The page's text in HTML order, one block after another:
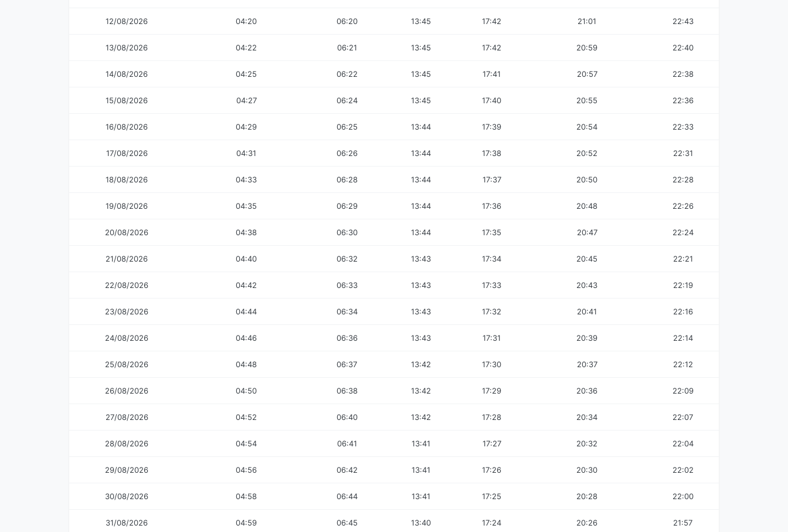
12/08/2026 04:20 06:20 13:45 17:42 21:01 22:43
13/08/2026 04:22 06:21 13:45 17:42 20:59 22:40
14/08/2026 04:25 06:22 13:45 17:41 20:57 22:38
15/08/2026 04:27 06:24 13:45 17:40 20:55 22:36
16/08/2026 04:29 06:25 13:44 17:39 20:54 22:33
17/08/2026 04:31 06:26 13:44 17:38 20:52 22:31
18/08/2026 04:33 06:28 13:44 17:37 20:50 22:28
19/08/2026 04:35 06:29 13:44 17:36 20:48 22:26
20/08/2026 04:38 06:30 13:44 17:35 20:47 22:24
21/08/2026 04:40 06:32 13:43 17:34 20:45 22:21
22/08/2026 04:42 06:33 13:43 17:33 20:43 22:19
23/08/2026 04:44 06:34 13:43 17:32 20:41 22:16
24/08/2026 04:46 06:36 13:43 17:31 20:39 22:14
25/08/2026 04:48 06:37 13:42 17:30 20:37 22:12
26/08/2026 04:50 06:38 13:42 17:29 20:36 22:09
27/08/2026 04:52 06:40 13:42 17:28 20:34 22:07
28/08/2026 04:54 06:41 13:41 17:27 20:32 22:04
29/08/2026 04:56 06:42 13:41 17:26 20:30 22:02
30/08/2026 04:58 06:44 13:41 17:25 20:28 22:00
31/08/2026 04:59 06:45 13:40 17:24 20:26 21:57